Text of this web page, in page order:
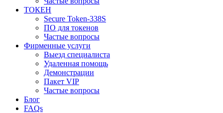
ТОКЕН
Secure Token-338S
ПО для токенов
Частые вопросы
Фирменные услуги
Выезд специалиста
Удаленная помощь
Демонстрации
Пакет VIP
Частые вопросы
Блог
FAQs